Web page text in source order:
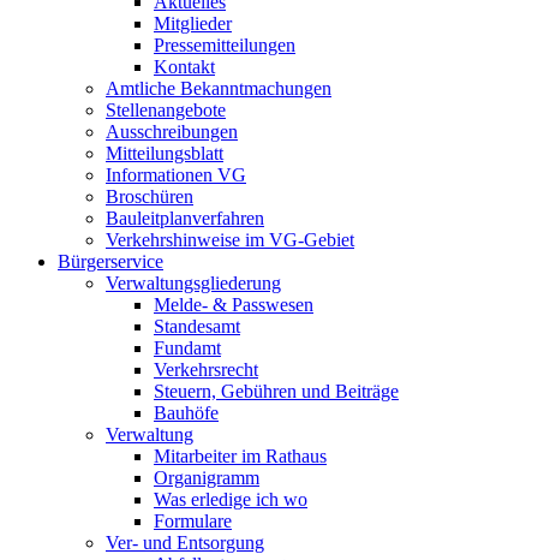
Mitglieder
Pressemitteilungen
Kontakt
Amtliche Bekanntmachungen
Stellenangebote
Ausschreibungen
Mitteilungsblatt
Informationen VG
Broschüren
Bauleitplanverfahren
Verkehrshinweise im VG-Gebiet
Bürgerservice
Verwaltungsgliederung
Melde- & Passwesen
Standesamt
Fundamt
Verkehrsrecht
Steuern, Gebühren und Beiträge
Bauhöfe
Verwaltung
Mitarbeiter im Rathaus
Organigramm
Was erledige ich wo
Formulare
Ver- und Entsorgung